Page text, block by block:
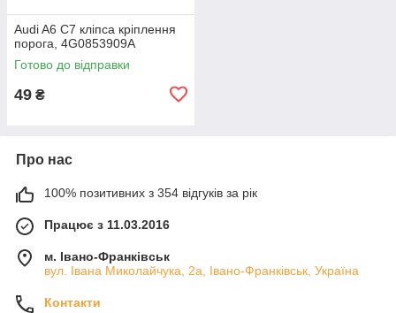
Audi A6 C7 кліпса кріплення
порога, 4G0853909A
Готово до відправки
49 ₴
Про нас
100% позитивних з 354 відгуків за рік
Працює з 11.03.2016
м. Івано-Франківськ
вул. Івана Миколайчука, 2а, Івано-Франківськ, Україна
Контакти